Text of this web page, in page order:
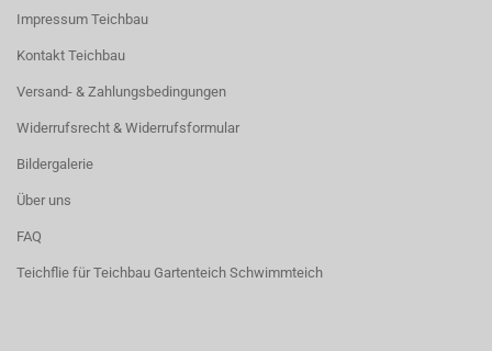
Impressum Teichbau
Kontakt Teichbau
Versand- & Zahlungsbedingungen
Widerrufsrecht & Widerrufsformular
Bildergalerie
Über uns
FAQ
Teichflie für Teichbau Gartenteich Schwimmteich